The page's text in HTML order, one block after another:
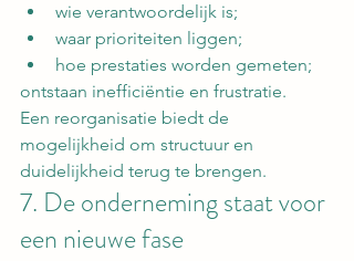
wie verantwoordelijk is;
waar prioriteiten liggen;
hoe prestaties worden gemeten;
ontstaan inefficiëntie en frustratie.
Een reorganisatie biedt de
mogelijkheid om structuur en
duidelijkheid terug te brengen.
7. De onderneming staat voor
een nieuwe fase